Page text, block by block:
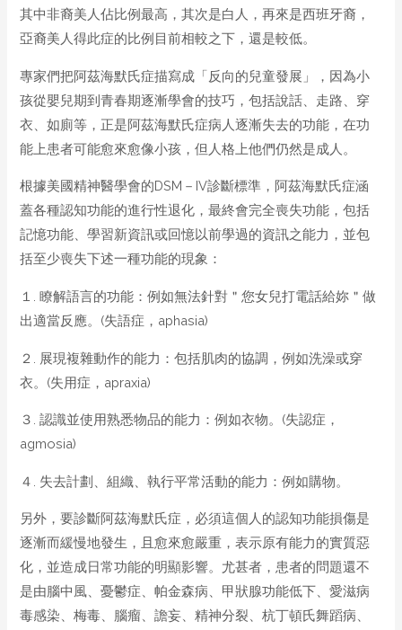
其中非裔美人佔比例最高，其次是白人，再來是西班牙裔，
亞裔美人得此症的比例目前相較之下，還是較低。
專家們把阿茲海默氏症描寫成「反向的兒童發展」，因為小
孩從嬰兒期到青春期逐漸學會的技巧，包括說話、走路、穿
衣、如廁等，正是阿茲海默氏症病人逐漸失去的功能，在功
能上患者可能愈來愈像小孩，但人格上他們仍然是成人。
根據美國精神醫學會的DSM－IV診斷標準，阿茲海默氏症涵
蓋各種認知功能的進行性退化，最終會完全喪失功能，包括
記憶功能、學習新資訊或回憶以前學過的資訊之能力，並包
括至少喪失下述一種功能的現象：
１. 瞭解語言的功能：例如無法針對＂您女兒打電話給妳＂做
出適當反應。(失語症，aphasia)
２. 展現複雜動作的能力：包括肌肉的協調，例如洗澡或穿
衣。(失用症，apraxia)
３. 認識並使用熟悉物品的能力：例如衣物。(失認症，
agmosia)
４. 失去計劃、組織、執行平常活動的能力：例如購物。
另外，要診斷阿茲海默氏症，必須這個人的認知功能損傷是
逐漸而緩慢地發生，且愈來愈嚴重，表示原有能力的實質惡
化，並造成日常功能的明顯影響。尤甚者，患者的問題還不
是由腦中風、憂鬱症、帕金森病、甲狀腺功能低下、愛滋病
毒感染、梅毒、腦瘤、譫妄、精神分裂、杭丁頓氏舞蹈病、